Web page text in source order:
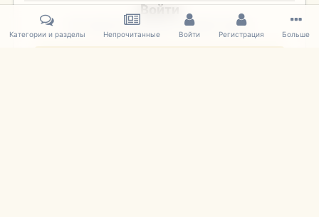
Войти
Уже зарегистрированы? Войдите здесь.
Категории и разделы Непрочитанные Войти Регистрация Больше